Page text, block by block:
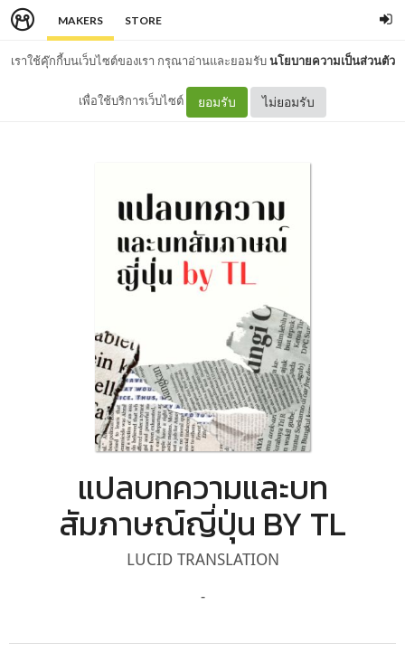
MAKERS STORE
เราใช้คุ๊กกี้บนเว็บไซต์ของเรา กรุณาอ่านและยอมรับนโยบายความเป็นส่วนตัว
เพื่อใช้บริการเว็บไซต์ ยอมรับ ไม่ยอมรับ
แปลบทความและบท
สัมภาษณ์ญี่ปุ่น BY TL
LUCID TRANSLATION
-